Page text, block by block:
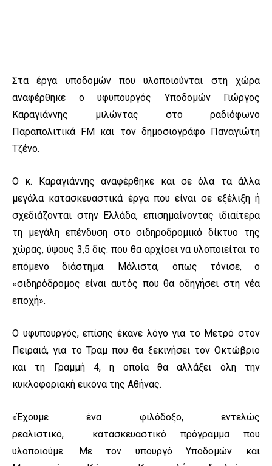
Στα έργα υποδομών που υλοποιούνται στη χώρα
αναφέρθηκε ο υφυπουργός Υποδομών Γιώργος
Καραγιάννης μιλώντας στο ραδιόφωνο
Παραπολιτικά FM και τον δημοσιογράφο Παναγιώτη
Τζένο.
Ο κ. Καραγιάννης αναφέρθηκε και σε όλα τα άλλα
μεγάλα κατασκευαστικά έργα που είναι σε εξέλιξη ή
σχεδιάζονται στην Ελλάδα, επισημαίνοντας ιδιαίτερα
τη μεγάλη επένδυση στο σιδηροδρομικό δίκτυο της
χώρας, ύψους 3,5 δις. που θα αρχίσει να υλοποιείται το
επόμενο διάστημα. Μάλιστα, όπως τόνισε, ο
«σιδηρόδρομος είναι αυτός που θα οδηγήσει στη νέα
εποχή».
Ο υφυπουργός, επίσης έκανε λόγο για το Μετρό στον
Πειραιά, για το Τραμ που θα ξεκινήσει τον Οκτώβριο
και τη Γραμμή 4, η οποία θα αλλάξει όλη την
κυκλοφοριακή εικόνα της Αθήνας.
«Έχουμε ένα φιλόδοξο, εντελώς
ρεαλιστικό, κατασκευαστικό πρόγραμμα που
υλοποιούμε. Με τον υπουργό Υποδομών και